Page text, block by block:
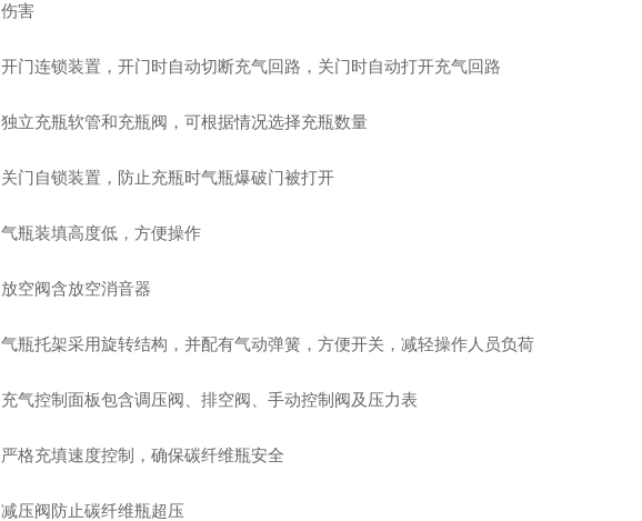
伤害
开门连锁装置，开门时自动切断充气回路，关门时自动打开充气回路
独立充瓶软管和充瓶阀，可根据情况选择充瓶数量
关门自锁装置，防止充瓶时气瓶爆破门被打开
气瓶装填高度低，方便操作
放空阀含放空消音器
气瓶托架采用旋转结构，并配有气动弹簧，方便开关，减轻操作人员负荷
充气控制面板包含调压阀、排空阀、手动控制阀及压力表
严格充填速度控制，确保碳纤维瓶安全
减压阀防止碳纤维瓶超压